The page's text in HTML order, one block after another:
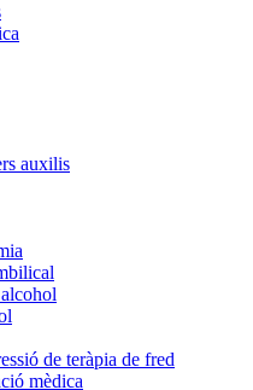
auxilis
de teràpia de fred
mèdica